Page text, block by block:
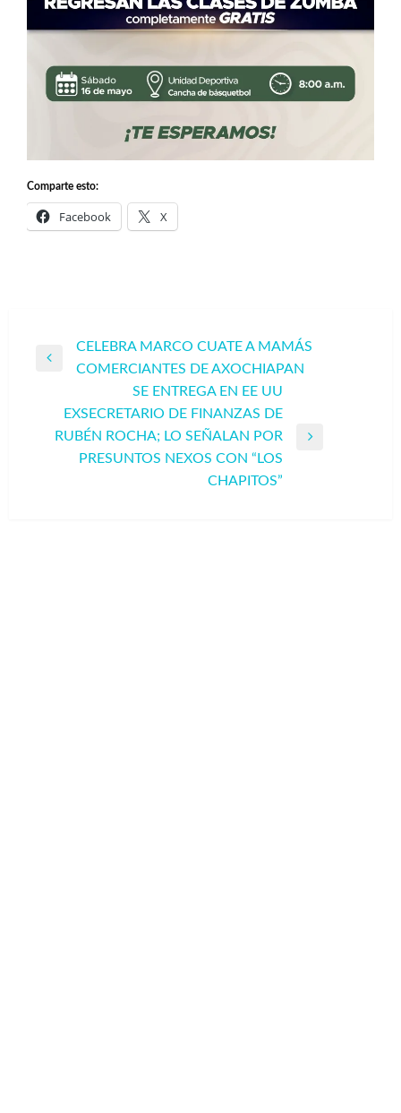
Comparte esto:
Facebook X
Navegación
Entrada
CELEBRA MARCO CUATE A MAMÁS
COMERCIANTES DE AXOCHIAPAN
SE ENTREGA EN EE UU
EXSECRETARIO DE FINANZAS DE
RUBÉN ROCHA; LO SEÑALAN POR
PRESUNTOS NEXOS CON “LOS
CHAPITOS”